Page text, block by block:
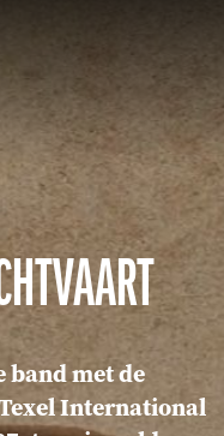
band met de
International